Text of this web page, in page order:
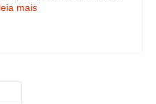
leia mais